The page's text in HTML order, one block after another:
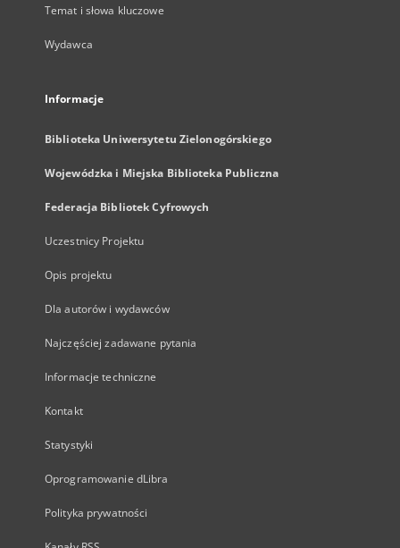
Temat i słowa kluczowe
Wydawca
Informacje
Biblioteka Uniwersytetu Zielonogórskiego
Wojewódzka i Miejska Biblioteka Publiczna
Federacja Bibliotek Cyfrowych
Uczestnicy Projektu
Opis projektu
Dla autorów i wydawców
Najczęściej zadawane pytania
Informacje techniczne
Kontakt
Statystyki
Oprogramowanie dLibra
Polityka prywatności